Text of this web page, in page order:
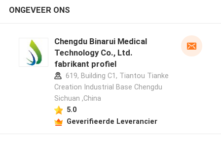
ONGEVEER ONS
Chengdu Binarui Medical
Technology Co., Ltd.
fabrikant profiel
619, Building C1, Tiantou Tianke
Creation Industrial Base Chengdu
Sichuan ,China
5.0
Geverifieerde Leverancier